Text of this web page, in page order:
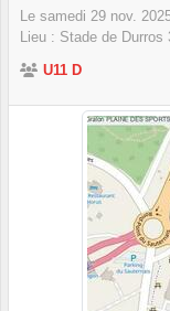
Le samedi 29 nov.
Lieu : Stade de Durros
U11 D